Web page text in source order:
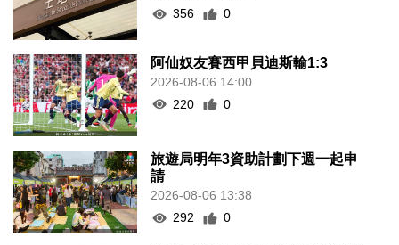
356
0
阿仙奴友賽西甲貝迪斯輸1:3
2026-08-06 14:00
220
0
旅遊局明年3資助計劃下週一起申
請
2026-08-06 13:38
292
0